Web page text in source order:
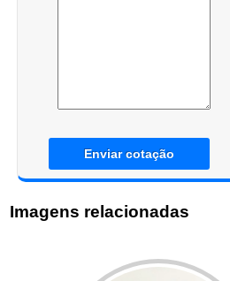
Enviar cotação
Imagens relacionadas